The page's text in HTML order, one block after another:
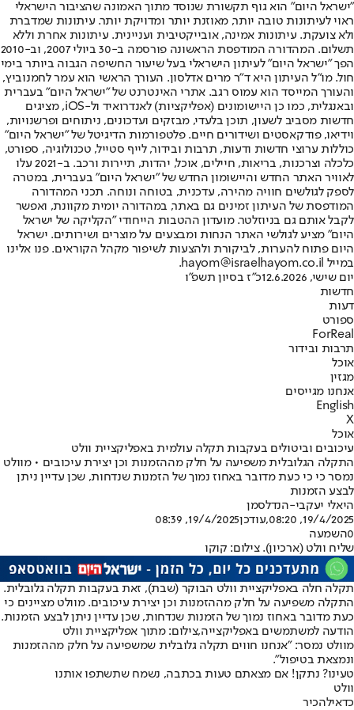
"ישראל היום" הוא גוף תקשורת שנוסד מתוך האמונה שהציבור הישראלי
ראוי לעיתונות טובה יותר, מאוזנת יותר ומדויקת יותר. עיתונות שמדברת
ולא צועקת. עיתונות אמינה, אובייקטיבית ועניינית. עיתונות אחרת וללא
תשלום. המהדורה המודפסת הראשונה פורסמה ב-30 ביולי 2007, וב-2010
הפך "ישראל היום" לעיתון הישראלי בעל שיעור החשיפה הגבוה ביותר בימי
חול. מו"ל העיתון היא ד"ר מרים אדלסון. העורך הראשי הוא עמר לחמנוביץ,
והעורך המייסד הוא עמוס רגב. אתרי האינטרנט של "ישראל היום" בעברית
ובאנגלית, כמו כן היישומונים (אפליקציות) לאנדרואיד ול-iOS, מציגים
חדשות מסביב לשעון, תוכן בלעדי, מבזקים ועדכונים, ניתוחים ופרשנויות,
וידיאו, פודקאסטים ושידורים חיים. פלטפורמות הדיגיטל של "ישראל היום"
כוללות ערוצי חדשות ודעות, תרבות ובידור, לייף סטייל, טכנולוגיה, ספורט,
כלכלה וצרכנות, בריאות, חיילים, אוכל, יהדות, תיירות ורכב. ב-2021 עלו
לאוויר האתר החדש והיישומון החדש של "ישראל היום" בעברית, במטרה
לספק לגולשים חוויה מהירה, עדכנית, בטוחה ונוחה. תכני המהדורה
המודפסת של העיתון זמינים גם באתר, במהדורה יומית מקוונת, ואפשר
לקבל אותם גם בניוזלטר. מועדון ההטבות הייחודי "הקליקה של ישראל
היום" מציע לגולשי האתר הנחות ומבצעים על מוצרים ושירותים. ישראל
היום פתוח להערות, לביקורת ולהצעות לשיפור מקהל הקוראים. פנו אלינו
במייל hayom@israelhayom.co.il.
יום שישי, 12.6.2026
כ"ז בסיון תשפ"ו
חדשות
דעות
ספורט
ForReal
תרבות ובידור
אוכל
מגזין
אנחנו מגייסים
English
X
אוכל
עיכובים וביטולים בעקבות תקלה עולמית באפליקציית וולט
התקלה הגלובלית משפיעה על חלק מההזמנות וכן יצירת עיכובים • מוולט
נמסר כי כי כעת מדובר באחוז נמוך של הזמנות שנדחות, שכן עדיין ניתן
לבצע הזמנות
היאלי יעקבי-הנדלסמן
19/4/2025, 08:20
,עודכן19/4/2025, 08:39
0השמעה
שליח וולט (ארכיון). צילום: קוקו
תקלה חלה באפליקציית וולט הבוקר (שבת), זאת בעקבות תקלה גלובלית.
התקלה משפיעה על חלק מההזמנות וכן יצירת עיכובים. מוולט מציינים כי
כעת מדובר באחוז נמוך של הזמנות שנדחות, שכן עדיין ניתן לבצע הזמנות.
הודעה למשתמשים באפליקצייה,צילום: מתוך אפליקציית וולט
מוולט נמסר: "אנחנו חווים תקלה גלובלית שמשפיעה על חלק מההזמנות
ונמצאת בטיפול".
טעינו? נתקן! אם מצאתם טעות בכתבה, נשמח שתשתפו אותנו
וולט
כדאילהכיר